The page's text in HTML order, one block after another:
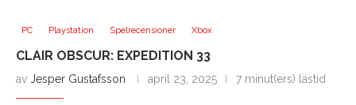
PC Playstation Spelrecensioner Xbox
CLAIR OBSCUR: EXPEDITION 33
av Jesper Gustafsson april 23, 2025 7 minut(ers) lästid